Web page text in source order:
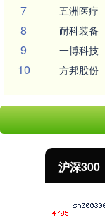
7 五洲医疗
8 耐科装备
9 一博科技
10 方邦股份
沪深300